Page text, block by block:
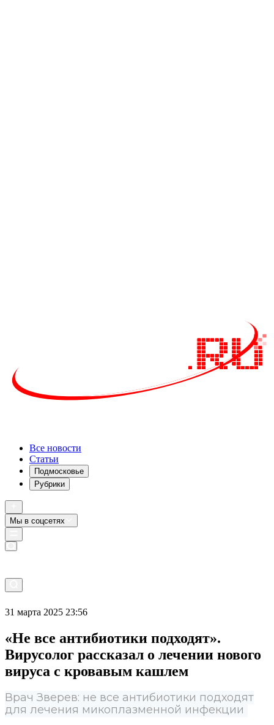
Все новости
Статьи
Подмосковье
Рубрики
Мы в соцсетях
31 марта 2025 23:56
«Не все антибиотики подходят».
Вирусолог рассказал о лечении нового
вируса с кровавым кашлем
Врач Зверев: не все антибиотики подходят
для лечения микоплазменной инфекции